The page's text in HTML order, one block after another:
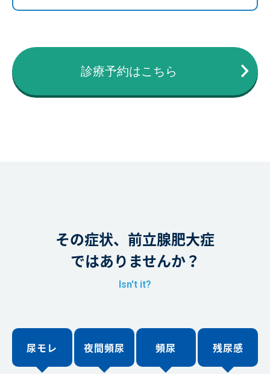
診療予約はこちら
その症状、前立腺肥大症
ではありませんか？
Isn't it?
尿モレ 夜間頻尿 頻尿 残尿感